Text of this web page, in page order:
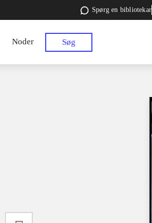
Spørg en bibliotekar
Noder Søg